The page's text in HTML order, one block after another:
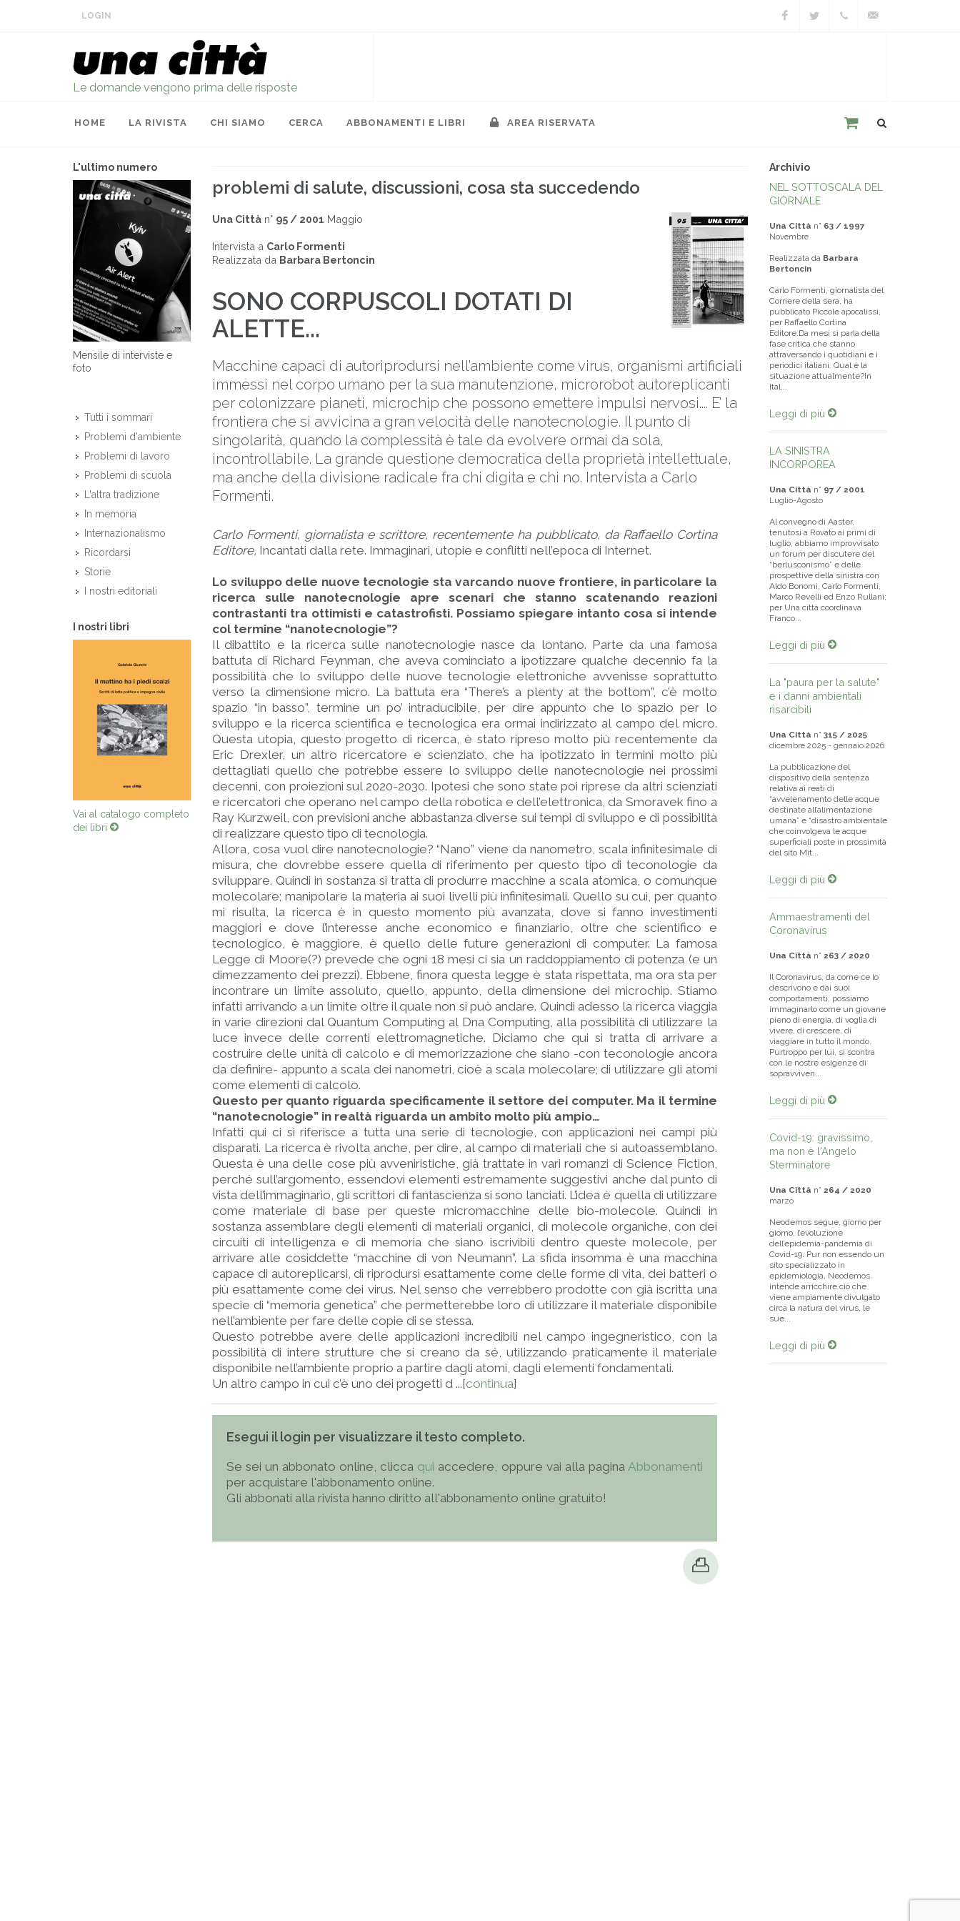
LOGIN
Le domande vengono prima delle risposte
HOME LA RIVISTA CHI SIAMO CERCA ABBONAMENTI E LIBRI AREA RISERVATA
L'ultimo numero
Mensile di interviste e
foto
Tutti i sommari
Problemi d'ambiente
Problemi di lavoro
Problemi di scuola
L'altra tradizione
In memoria
Internazionalismo
Ricordarsi
Storie
I nostri editoriali
I nostri libri
Vai al catalogo completo
dei libri
problemi di salute, discussioni, cosa sta succedendo
Una Città n° 95 / 2001 Maggio
Intervista a Carlo Formenti
Realizzata da Barbara Bertoncin
SONO CORPUSCOLI DOTATI DI
ALETTE...
Macchine capaci di autoriprodursi nell’ambiente come virus, organismi artificiali
immessi nel corpo umano per la sua manutenzione, microrobot autoreplicanti
per colonizzare pianeti, microchip che possono emettere impulsi nervosi.... E’ la
frontiera che si avvicina a gran velocità delle nanotecnologie. Il punto di
singolarità, quando la complessità è tale da evolvere ormai da sola,
incontrollabile. La grande questione democratica della proprietà intellettuale,
ma anche della divisione radicale fra chi digita e chi no. Intervista a Carlo
Formenti.
Carlo Formenti, giornalista e scrittore, recentemente ha pubblicato, da Raffaello Cortina
Editore, Incantati dalla rete. Immaginari, utopie e conflitti nell’epoca di Internet.
Lo sviluppo delle nuove tecnologie sta varcando nuove frontiere, in particolare la
ricerca sulle nanotecnologie apre scenari che stanno scatenando reazioni
contrastanti tra ottimisti e catastrofisti. Possiamo spiegare intanto cosa si intende
col termine “nanotecnologie”?
Il dibattito e la ricerca sulle nanotecnologie nasce da lontano. Parte da una famosa
battuta di Richard Feynman, che aveva cominciato a ipotizzare qualche decennio fa la
possibilità che lo sviluppo delle nuove tecnologie elettroniche avvenisse soprattutto
verso la dimensione micro. La battuta era “There’s a plenty at the bottom”, c’è molto
spazio “in basso”, termine un po’ intraducibile, per dire appunto che lo spazio per lo
sviluppo e la ricerca scientifica e tecnologica era ormai indirizzato al campo del micro.
Questa utopia, questo progetto di ricerca, è stato ripreso molto più recentemente da
Eric Drexler, un altro ricercatore e scienziato, che ha ipotizzato in termini molto più
dettagliati quello che potrebbe essere lo sviluppo delle nanotecnologie nei prossimi
decenni, con proiezioni sul 2020-2030. Ipotesi che sono state poi riprese da altri scienziati
e ricercatori che operano nel campo della robotica e dell’elettronica, da Smoravek fino a
Ray Kurzweil, con previsioni anche abbastanza diverse sui tempi di sviluppo e di possibilità
di realizzare questo tipo di tecnologia.
Allora, cosa vuol dire nanotecnologie? “Nano” viene da nanometro, scala infinitesimale di
misura, che dovrebbe essere quella di riferimento per questo tipo di teconologie da
sviluppare. Quindi in sostanza si tratta di produrre macchine a scala atomica, o comunque
molecolare; manipolare la materia ai suoi livelli più infinitesimali. Quello su cui, per quanto
mi risulta, la ricerca è in questo momento più avanzata, dove si fanno investimenti
maggiori e dove l’interesse anche economico e finanziario, oltre che scientifico e
tecnologico, è maggiore, è quello delle future generazioni di computer. La famosa
Legge di Moore(?) prevede che ogni 18 mesi ci sia un raddoppiamento di potenza (e un
dimezzamento dei prezzi). Ebbene, finora questa legge è stata rispettata, ma ora sta per
incontrare un limite assoluto, quello, appunto, della dimensione dei microchip. Stiamo
infatti arrivando a un limite oltre il quale non si può andare. Quindi adesso la ricerca viaggia
in varie direzioni dal Quantum Computing al Dna Computing, alla possibilità di utilizzare la
luce invece delle correnti elettromagnetiche. Diciamo che qui si tratta di arrivare a
costruire delle unità di calcolo e di memorizzazione che siano -con teconologie ancora
da definire- appunto a scala dei nanometri, cioè a scala molecolare; di utilizzare gli atomi
come elementi di calcolo.
Questo per quanto riguarda specificamente il settore dei computer. Ma il termine
“nanotecnologie” in realtà riguarda un ambito molto più ampio…
Infatti qui ci si riferisce a tutta una serie di tecnologie, con applicazioni nei campi più
disparati. La ricerca è rivolta anche, per dire, al campo di materiali che si autoassemblano.
Questa è una delle cose più avveniristiche, già trattate in vari romanzi di Science Fiction,
perché sull’argomento, essendovi elementi estremamente suggestivi anche dal punto di
vista dell’immaginario, gli scrittori di fantascienza si sono lanciati. L’idea è quella di utilizzare
come materiale di base per queste micromacchine delle bio-molecole. Quindi in
sostanza assemblare degli elementi di materiali organici, di molecole organiche, con dei
circuiti di intelligenza e di memoria che siano iscrivibili dentro queste molecole, per
arrivare alle cosiddette “macchine di von Neumann”. La sfida insomma è una macchina
capace di autoreplicarsi, di riprodursi esattamente come delle forme di vita, dei batteri o
più esattamente come dei virus. Nel senso che verrebbero prodotte con già iscritta una
specie di “memoria genetica” che permetterebbe loro di utilizzare il materiale disponibile
nell’ambiente per fare delle copie di se stessa.
Questo potrebbe avere delle applicazioni incredibili nel campo ingegneristico, con la
possibilità di intere strutture che si creano da sé, utilizzando praticamente il materiale
disponibile nell’ambiente proprio a partire dagli atomi, dagli elementi fondamentali.
Un altro campo in cui c’è uno dei progetti d ...[continua]
Esegui il login per visualizzare il testo completo.
Se sei un abbonato online, clicca qui accedere, oppure vai alla pagina Abbonamenti
per acquistare l'abbonamento online.
Gli abbonati alla rivista hanno diritto all'abbonamento online gratuito!
Archivio
NEL SOTTOSCALA DEL
GIORNALE
Una Città n° 63 / 1997
Novembre
Realizzata da Barbara
Bertoncin
Carlo Formenti, giornalista del
Corriere della sera, ha
pubblicato Piccole apocalissi,
per Raffaello Cortina
Editore.Da mesi si parla della
fase critica che stanno
attraversando i quotidiani e i
periodici italiani. Qual è la
situazione attualmente?In
Ital...
Leggi di più
LA SINISTRA
INCORPOREA
Una Città n° 97 / 2001
Luglio-Agosto
Al convegno di Aaster,
tenutosi a Rovato ai primi di
luglio, abbiamo improvvisato
un forum per discutere del
“berlusconismo” e delle
prospettive della sinistra con
Aldo Bonomi, Carlo Formenti,
Marco Revelli ed Enzo Rullani;
per Una città coordinava
Franco...
Leggi di più
La "paura per la salute"
e i danni ambientali
risarcibili
Una Città n° 315 / 2025
dicembre 2025 - gennaio 2026
La pubblicazione del
dispositivo della sentenza
relativa ai reati di
“avvelenamento delle acque
destinate all’alimentazione
umana” e “disastro ambientale
che coinvolgeva le acque
superficiali poste in prossimità
del sito Mit...
Leggi di più
Ammaestramenti del
Coronavirus
Una Città n° 263 / 2020
Il Coronavirus, da come ce lo
descrivono e dai suoi
comportamenti, possiamo
immaginarlo come un giovane
pieno di energia, di voglia di
vivere, di crescere, di
viaggiare in tutto il mondo.
Purtroppo per lui, si scontra
con le nostre esigenze di
sopravviven...
Leggi di più
Covid-19: gravissimo,
ma non è l'Angelo
Sterminatore
Una Città n° 264 / 2020
marzo
Neodemos segue, giorno per
giorno, l’evoluzione
dell’epidemia-pandemia di
Covid-19. Pur non essendo un
sito specializzato in
epidemiologia, Neodemos
intende arricchire ciò che
viene ampiamente divulgato
circa la natura del virus, le
sue...
Leggi di più